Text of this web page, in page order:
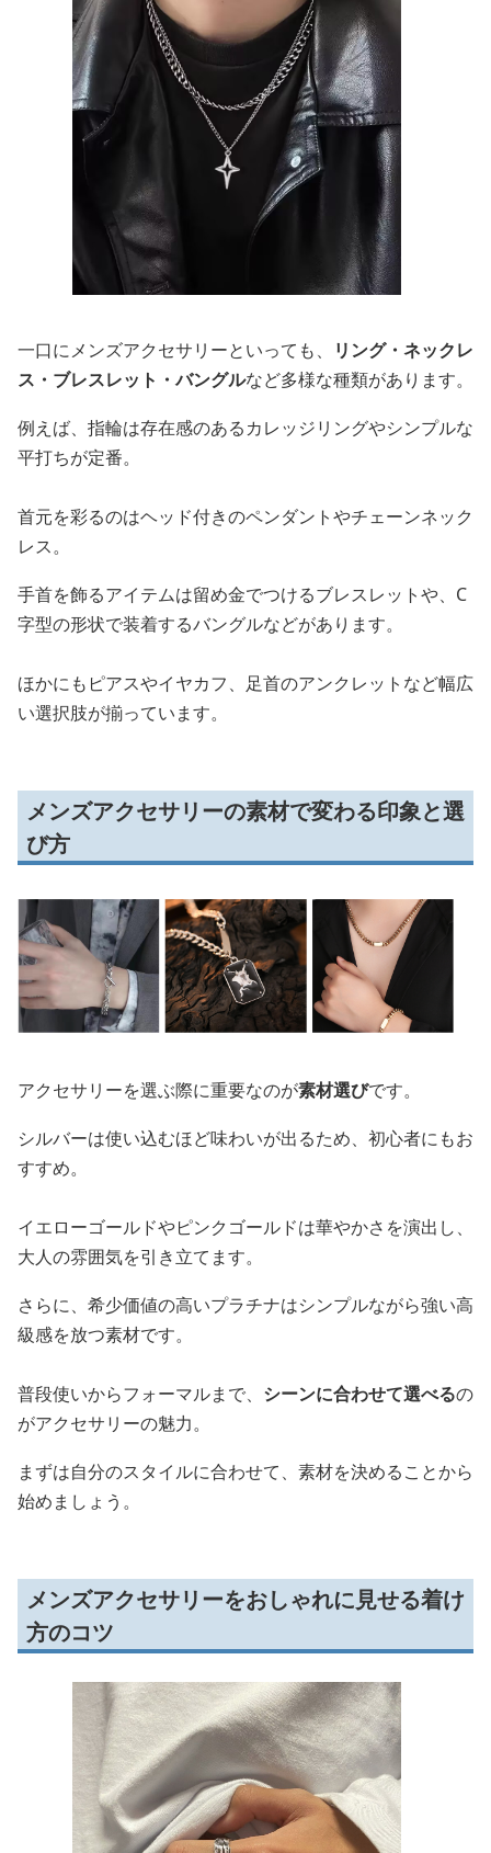
一口にメンズアクセサリーといっても、
リング・ネックレ
ス・ブレスレット・バングルなど多様な種類があります。
例えば、指輪は存在感のあるカレッジリングやシンプルな
平打ちが定番。
首元を彩るのはヘッド付きのペンダントやチェーンネック
レス。
手首を飾るアイテムは留め金でつけるブレスレットや、C
字型の形状で装着するバングルなどがあります。
ほかにもピアスやイヤカフ、足首のアンクレットなど幅広
い選択肢が揃っています。
メンズアクセサリーの素材で変わる印象と選
び方
アクセサリーを選ぶ際に重要なのが素材選びです。
シルバーは使い込むほど味わいが出るため、初心者にもお
すすめ。
イエローゴールドやピンクゴールドは華やかさを演出し、
大人の雰囲気を引き立てます。
さらに、希少価値の高いプラチナはシンプルながら強い高
級感を放つ素材です。
普段使いからフォーマルまで、 シーンに合わせて選べるの
がアクセサリーの魅力。
まずは自分のスタイルに合わせて、素材を決めることから
始めましょう。
メンズアクセサリーをおしゃれに見せる着け
方のコツ